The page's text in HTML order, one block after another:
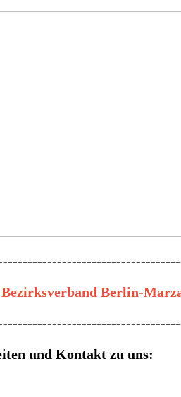
Berlin-
und Kontakt zu uns: